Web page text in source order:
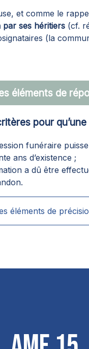
et comme le
ses héritiers (cf.
(la
éléments de
pour
funéraire
ans d’existence ;
a dû être
éléments de